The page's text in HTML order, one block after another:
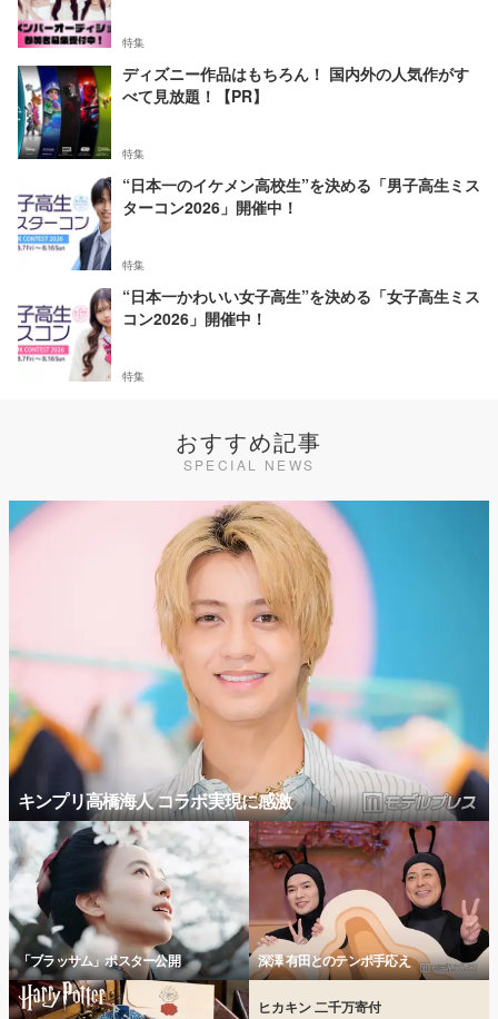
特集
ディズニー作品はもちろん！ 国内外の人気作がす
べて見放題！【PR】
特集
“日本一のイケメン高校生”を決める「男子高生ミス
ターコン2026」開催中！
特集
“日本一かわいい女子高生”を決める「女子高生ミス
コン2026」開催中！
特集
おすすめ記事
SPECIAL NEWS
キンプリ高橋海人 コラボ実現に感激
「ブラッサム」ポスター公開 深澤 有田とのテンポ手応え
ヒカキン 二千万寄付